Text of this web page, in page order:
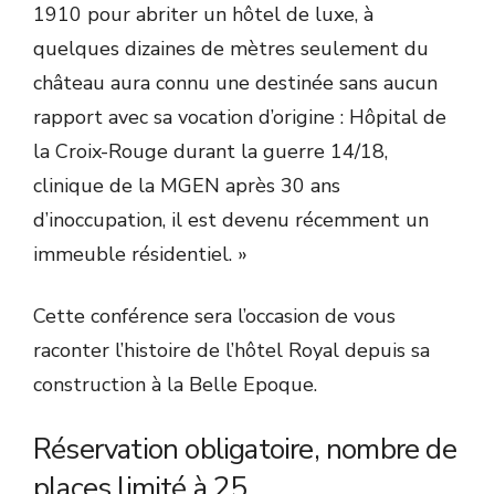
1910 pour abriter un hôtel de luxe, à
quelques dizaines de mètres seulement du
château aura connu une destinée sans aucun
rapport avec sa vocation d’origine : Hôpital de
la Croix-Rouge durant la guerre 14/18,
clinique de la MGEN après 30 ans
d’inoccupation, il est devenu récemment un
immeuble résidentiel. »
Cette conférence sera l’occasion de vous
raconter l’histoire de l’hôtel Royal depuis sa
construction à la Belle Epoque.
Réservation obligatoire, nombre de